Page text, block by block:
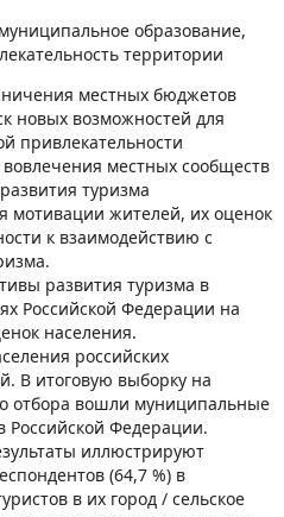
образование,
территории
местных бюджетов
новых возможностей для
привлекательности
местных сообществ
туризма
мотивации жителей, их оценок
к взаимодействию с
развития туризма в
Российской Федерации на
населения.
российских
В итоговую выборку на
отбора вошли муниципальные
Российской Федерации.
иллюстрируют
(64,7 %) в
в их город / сельское